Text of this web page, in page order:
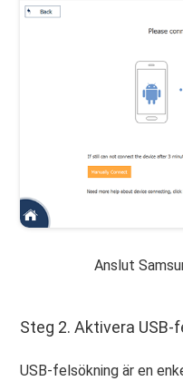
Anslut
Steg 2. Aktivera USB-
USB-felsökning är en